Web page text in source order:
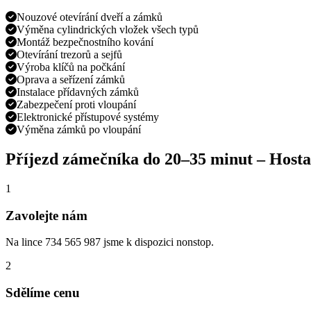
Nouzové otevírání dveří a zámků
Výměna cylindrických vložek všech typů
Montáž bezpečnostního kování
Otevírání trezorů a sejfů
Výroba klíčů na počkání
Oprava a seřízení zámků
Instalace přídavných zámků
Zabezpečení proti vloupání
Elektronické přístupové systémy
Výměna zámků po vloupání
Příjezd zámečníka do 20–35 minut–
1
Zavolejte nám
Na lince 734 565 987 jsme k dispozici nonstop.
2
Sdělíme cenu